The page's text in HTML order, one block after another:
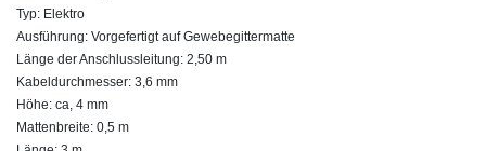
Typ: Elektro
Ausführung: Vorgefertigt auf Gewebegittermatte
Länge der Anschlussleitung: 2,50 m
Kabeldurchmesser: 3,6 mm
Höhe: ca, 4 mm
Mattenbreite: 0,5 m